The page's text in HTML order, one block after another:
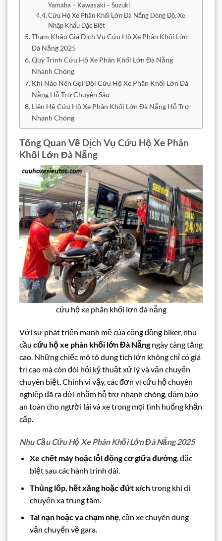
Yamaha – Kawasaki – Suzuki
Cứu Hộ Xe Phân Khối Lớn Đà Nẵng Dòng Độ, Xe
Nhập Khẩu Đặc Biệt
Tham Khảo Giá Dịch Vụ Cứu Hộ Xe Phân Khối Lớn
Đà Nẵng 2025
Quy Trình Cứu Hộ Xe Phân Khối Lớn Đà Nẵng
Nhanh Chóng
Khi Nào Nên Gọi Đội Cứu Hộ Xe Phân Khối Lớn Đà
Nẵng Hỗ Trợ Chuyên Sâu
Liên Hệ Cứu Hộ Xe Phân Khối Lớn Đà Nẵng Hỗ Trợ
Nhanh Chóng
Tổng Quan Về Dịch Vụ Cứu Hộ Xe Phân
Khối Lớn Đà Nẵng
cứu hộ xe phân khối lơn đà nẵng
Với sự phát triển mạnh mẽ của cộng đồng biker, nhu
cầu cứu hộ xe phân khối lớn Đà Nẵngngày càng tăng
cao. Những chiếc mô tô dung tích lớn không chỉ có giá
trị cao mà còn đòi hỏi kỹ thuật xử lý và vận chuyển
chuyên biệt. Chính vì vậy, các đơn vị cứu hộ chuyên
nghiệp đã ra đời nhằm hỗ trợ nhanh chóng, đảm bảo
an toàn cho người lái và xe trong mọi tình huống khẩn
cấp.
Nhu Cầu Cứu Hộ Xe Phân Khối Lớn Đà Nẵng 2025
Xe chết máy hoặc lỗi động cơ giữa đường, đặc
biệt sau các hành trình dài.
Thủng lốp, hết xăng hoặc đứt xíchtrong khi di
chuyển xa trung tâm.
Tai nạn hoặc va chạm nhẹ, cần xe chuyên dụng
vận chuyển về gara.